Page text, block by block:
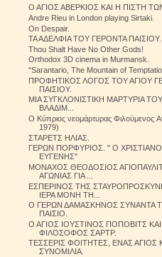
Ο ΑΓΙΟΣ ΑΒΕΡΚΙΟΣ ΚΑΙ Η ΠΙΣΤΗ
Andre Rieu in London playing Sirtaki.
On Despair.
ΤΑ ΑΔΕΛΦΙΑ ΤΟΥ ΓΕΡΟΝΤΑ ΠΑΙΣΙΟΥ.
Thou Shalt Have No Other Gods!
Orthodox 3D cinema in Murmansk.
"Sarantario, The Mountain of
ΠΡΟΦΗΤΙΚΟΣ ΛΟΓΟΣ ΤΟΥ ΑΓΙΟΥ
ΠΑΙΣΙΟΥ.
ΜΙΑ ΣΥΓΚΛΟΝΙΣΤΙΚΗ ΜΑΡΤΥΡΙΑ
ΒΛΑΔΙΜ...
O Κύπριος νεομάρτυρας Φιλούμενος
1979)
ΣΤΑΡΕΤΣ ΗΛΙΑΣ.
ΓΕΡΩΝ ΠΟΡΦΥΡΙΟΣ. " Ο
ΕΥΓΕΝΗΣ"
ΜΟΝΑΧΟΣ ΘΕΟΔΟΣΙΟΣ
ΑΓΩΝΙΑΣ ΓΙΑ ...
ΕΣΠΕΡΙΝΟΣ ΤΗΣ
ΙΕΡΑ ΜΟΝΗ ΤΗ...
Ο ΓΕΡΩΝ ΔΑΜΑΣΚΗΝΟΣ ΣΥΝΑΝΤΑ
ΠΑΙΣΙΟ.
Ο ΑΓΙΟΣ ΙΟΥΣΤΙΝΟΣ ΠΟΠΟΒΙΤΣ
ΦΙΛΟΣΟΦΟΣ ΣΑΡΤΡ.
ΤΕΣΣΕΡΙΣ ΦΟΙΤΗΤΕΣ, ΕΝΑΣ ΑΓΙΟΣ
ΣΥΝΟΜΙΛΙΑ.